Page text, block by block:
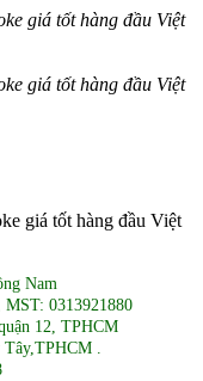
Nam
0313921880
12, TPHCM
.